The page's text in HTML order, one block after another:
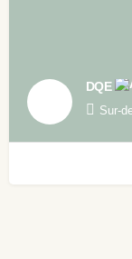
DQE
Sur-